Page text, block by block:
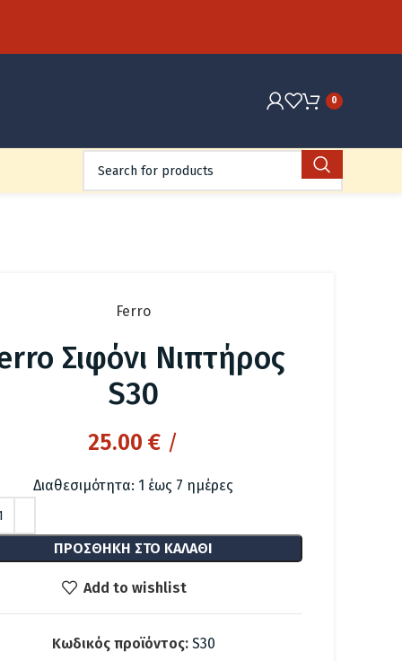
0
Ferro
Σιφόνι Νιπτήρος
S30
25.00 € /
Διαθεσιμότητα: 1 έως 7 ημέρες
ΠΡΟΣΘΉΚΗ ΣΤΟ ΚΑΛΆΘΙ
Add to wishlist
Κωδικός προϊόντος: S30